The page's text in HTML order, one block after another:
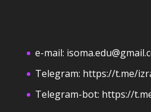
e-mail:
Telegram: https://t.me/
Telegram-bot: https://